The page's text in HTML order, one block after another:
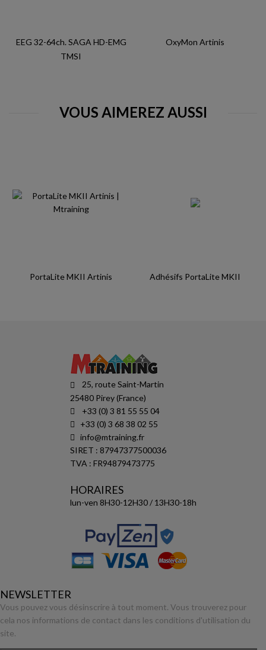
EEG 32-64ch. SAGA HD-EMG
TMSI
OxyMon Artinis
VOUS AIMEREZ AUSSI
PortaLite MKII Artinis Adhésifs PortaLite MKII
25, route Saint-Martin
25480 Pirey (France)
+33 (0) 3 81 55 55 04
+33 (0) 3 68 38 02 55
info@mtraining.fr
SIRET : 87947377500036
TVA : FR94879473775
HORAIRES
lun-ven 8H30-12H30 / 13H30-18h
NEWSLETTER
Vous pouvez vous désinscrire à tout moment. Vous trouverez pour
cela nos informations de contact dans les conditions d'utilisation du
site.